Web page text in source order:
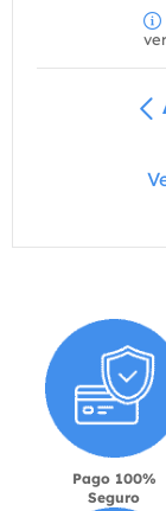
Pago 100%
Seguro